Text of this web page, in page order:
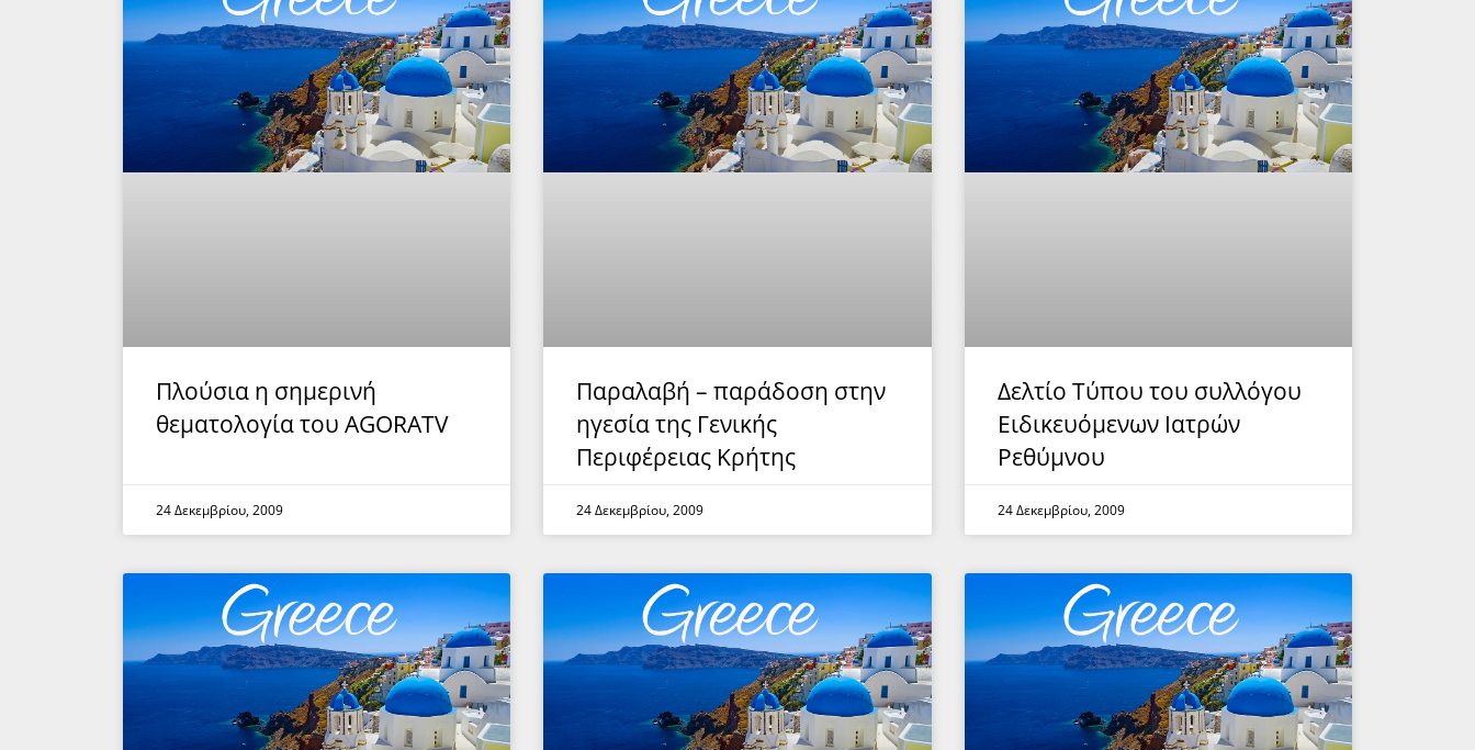
Πλούσια η σημερινή
θεματολογία του AGORATV
24 Δεκεμβρίου, 2009
Παραλαβή – παράδοση στην
ηγεσία της Γενικής
Περιφέρειας Κρήτης
24 Δεκεμβρίου, 2009
Δελτίο Τύπου του συλλόγου
Ειδικευόμενων Ιατρών
Ρεθύμνου
24 Δεκεμβρίου, 2009